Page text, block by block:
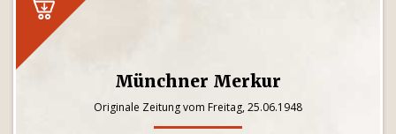
Münchner Merkur
Originale Zeitung vom Freitag, 25.06.1948